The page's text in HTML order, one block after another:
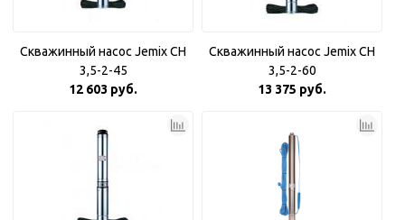
Скважинный насос Jemix CH
3,5-2-45
12 603 руб.
Скважинный насос Jemix CH
3,5-2-60
13 375 руб.